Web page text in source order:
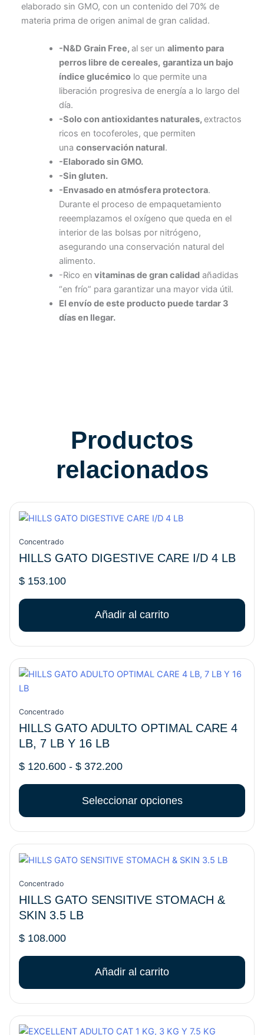
elaborado sin GMO, con un contenido del 70% de
materia prima de origen animal de gran calidad.
-N&D Grain Free, al ser un alimento para
perros libre de cereales, garantiza un bajo
índice glucémico lo que permite una
liberación progresiva de energía a lo largo del
día.
-Solo con antioxidantes naturales, extractos
ricos en tocoferoles, que permiten
una conservación natural.
-Elaborado sin GMO.
-Sin gluten.
-Envasado en atmósfera protectora.
Durante el proceso de empaquetamiento
reeemplazamos el oxígeno que queda en el
interior de las bolsas por nitrógeno,
asegurando una conservación natural del
alimento.
-Rico en vitaminas de gran calidad añadidas
“en frío” para garantizar una mayor vida útil.
El envío de este producto puede tardar 3
días en llegar.
Productos
relacionados
Concentrado
HILLS GATO DIGESTIVE CARE I/D 4 LB
$153.100
Añadir al carrito
Concentrado
HILLS GATO ADULTO OPTIMAL CARE 4
LB, 7 LB Y 16 LB
$120.600 - $372.200
de
hasta
Seleccionar opciones
Este
producto
tiene
múltiples
variantes.
opciones
se
elegir
página
producto
Concentrado
HILLS GATO SENSITIVE STOMACH &
SKIN 3.5 LB
$108.000
Añadir al carrito
Este